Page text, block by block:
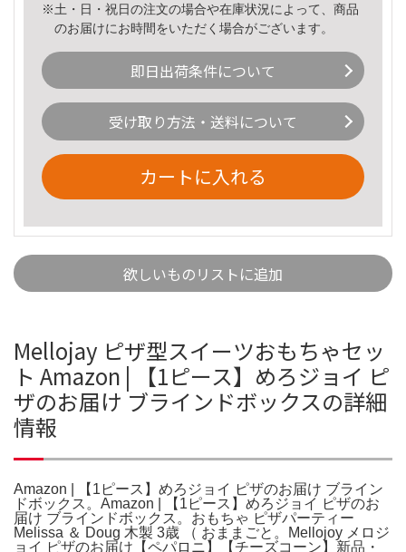
※土・日・祝日の注文の場合や在庫状況によって、商品
のお届けにお時間をいただく場合がございます。
即日出荷条件について
受け取り方法・送料について
カートに入れる
欲しいものリストに追加
Mellojay ピザ型スイーツおもちゃセッ
ト Amazon | 【1ピース】めろジョイ ピ
ザのお届け ブラインドボックスの詳細
情報
Amazon | 【1ピース】めろジョイ ピザのお届け ブライン
ドボックス。Amazon | 【1ピース】めろジョイ ピザのお
届け ブラインドボックス。おもちゃ ピザパーティー
Melissa ＆ Doug 木製 3歳 （ おままごと。Mellojoy メロジ
ョイ ピザのお届け【ペパロニ】【チーズコーン】新品・